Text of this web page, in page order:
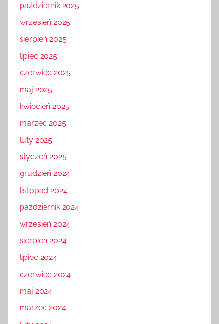
październik 2025
wrzesień 2025
sierpień 2025
lipiec 2025
czerwiec 2025
maj 2025
kwiecień 2025
marzec 2025
luty 2025
styczeń 2025
grudzień 2024
listopad 2024
październik 2024
wrzesień 2024
sierpień 2024
lipiec 2024
czerwiec 2024
maj 2024
marzec 2024